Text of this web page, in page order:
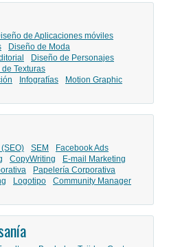
de Aplicaciones móviles
Diseño de Moda
Diseño de Personajes
de Texturas
Infografías
Motion Graphic
SEM
Facebook Ads
CopyWriting
E-mail Marketing
Papelería Corporativa
Logotipo
Community Manager